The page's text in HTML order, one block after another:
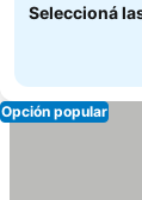
Seleccioná
Opción popular